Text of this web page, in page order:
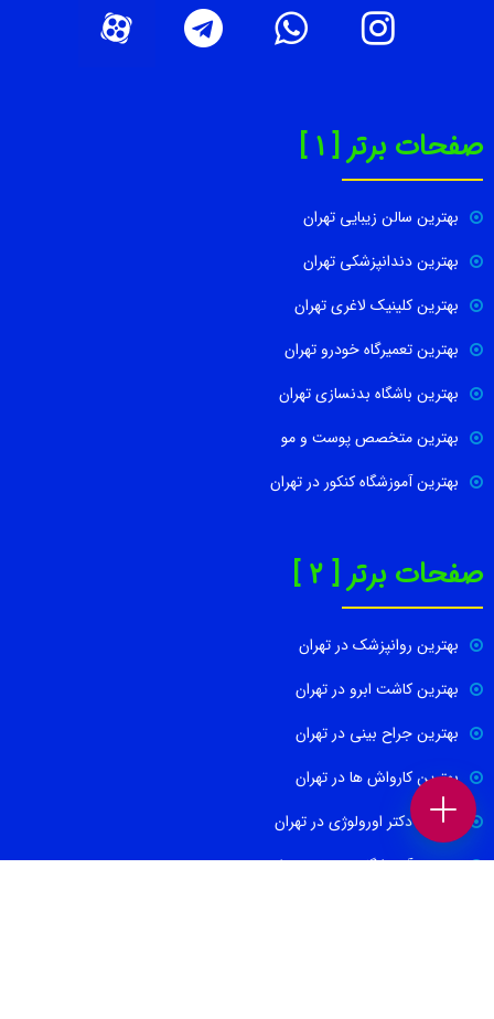
صفحات برتر [ 1 ]
بهترین سالن زیبایی تهران
بهترین دندانپزشکی تهران
بهترین کلینیک لاغری تهران
بهترین تعمیرگاه خودرو تهران
بهترین باشگاه بدنسازی تهران
بهترین متخصص پوست و مو
بهترین آموزشگاه کنکور در تهران
صفحات برتر [ 2 ]
بهترین روانپزشک در تهران
بهترین کاشت ابرو در تهران
بهترین جراح بینی در تهران
بهترین کارواش ها در تهران
بهترین دکتر اورولوژی در تهران
بهترین آموزشگاه موسیقی تهران